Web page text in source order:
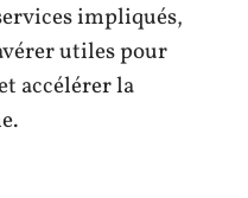
impliqués,
utiles pour
accélérer la